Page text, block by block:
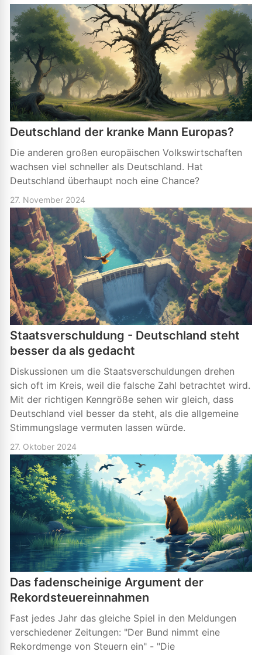
Deutschland der kranke Mann Europas?
Die anderen großen europäischen Volkswirtschaften
wachsen viel schneller als Deutschland. Hat
Deutschland überhaupt noch eine Chance?
27. November 2024
Staatsverschuldung - Deutschland steht
besser da als gedacht
Diskussionen um die Staatsverschuldungen drehen
sich oft im Kreis, weil die falsche Zahl betrachtet wird.
Mit der richtigen Kenngröße sehen wir gleich, dass
Deutschland viel besser da steht, als die allgemeine
Stimmungslage vermuten lassen würde.
27. Oktober 2024
Das fadenscheinige Argument der
Rekordsteuereinnahmen
Fast jedes Jahr das gleiche Spiel in den Meldungen
verschiedener Zeitungen: "Der Bund nimmt eine
Rekordmenge von Steuern ein" - "Die